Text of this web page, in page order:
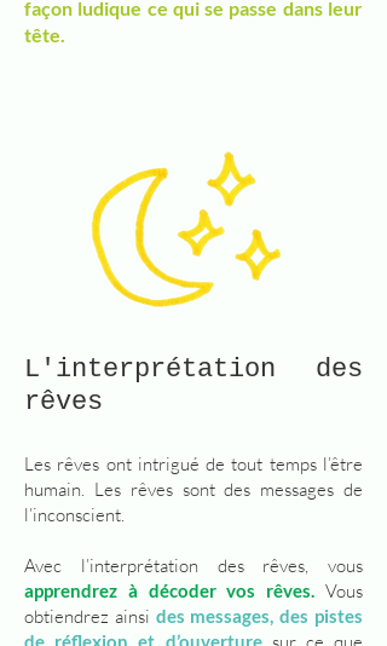
façon ludique ce qui se passe dans leur
tête.
L'interprétation des
rêves
Les rêves ont intrigué de tout temps l’être
humain. Les rêves sont des messages de
l’inconscient.
Avec l’interprétation des rêves, vous
apprendrez à décoder vos rêves. Vous
obtiendrez ainsi des messages, des pistes
de réflexion et d’ouverture